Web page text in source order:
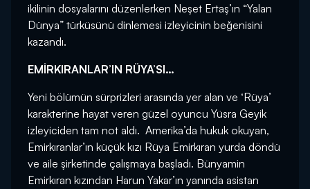
ikilinin dosyalarını düzenlerken Neşet Ertaş’ın “Yalan
Dünya” türküsünü dinlemesi izleyicinin beğenisini
kazandı.
EMİRKIRANLAR’IN RÜYA’SI…
Yeni bölümün sürprizleri arasında yer alan ve ‘Rüya’
karakterine hayat veren güzel oyuncu Yüsra Geyik
izleyiciden tam not aldı. Amerika’da hukuk okuyan,
Emirkıranlar’ın küçük kızı Rüya Emirkıran yurda döndü
ve aile şirketinde çalışmaya başladı. Bünyamin
Emirkıran kızından Harun Yakar’ın yanında asistan